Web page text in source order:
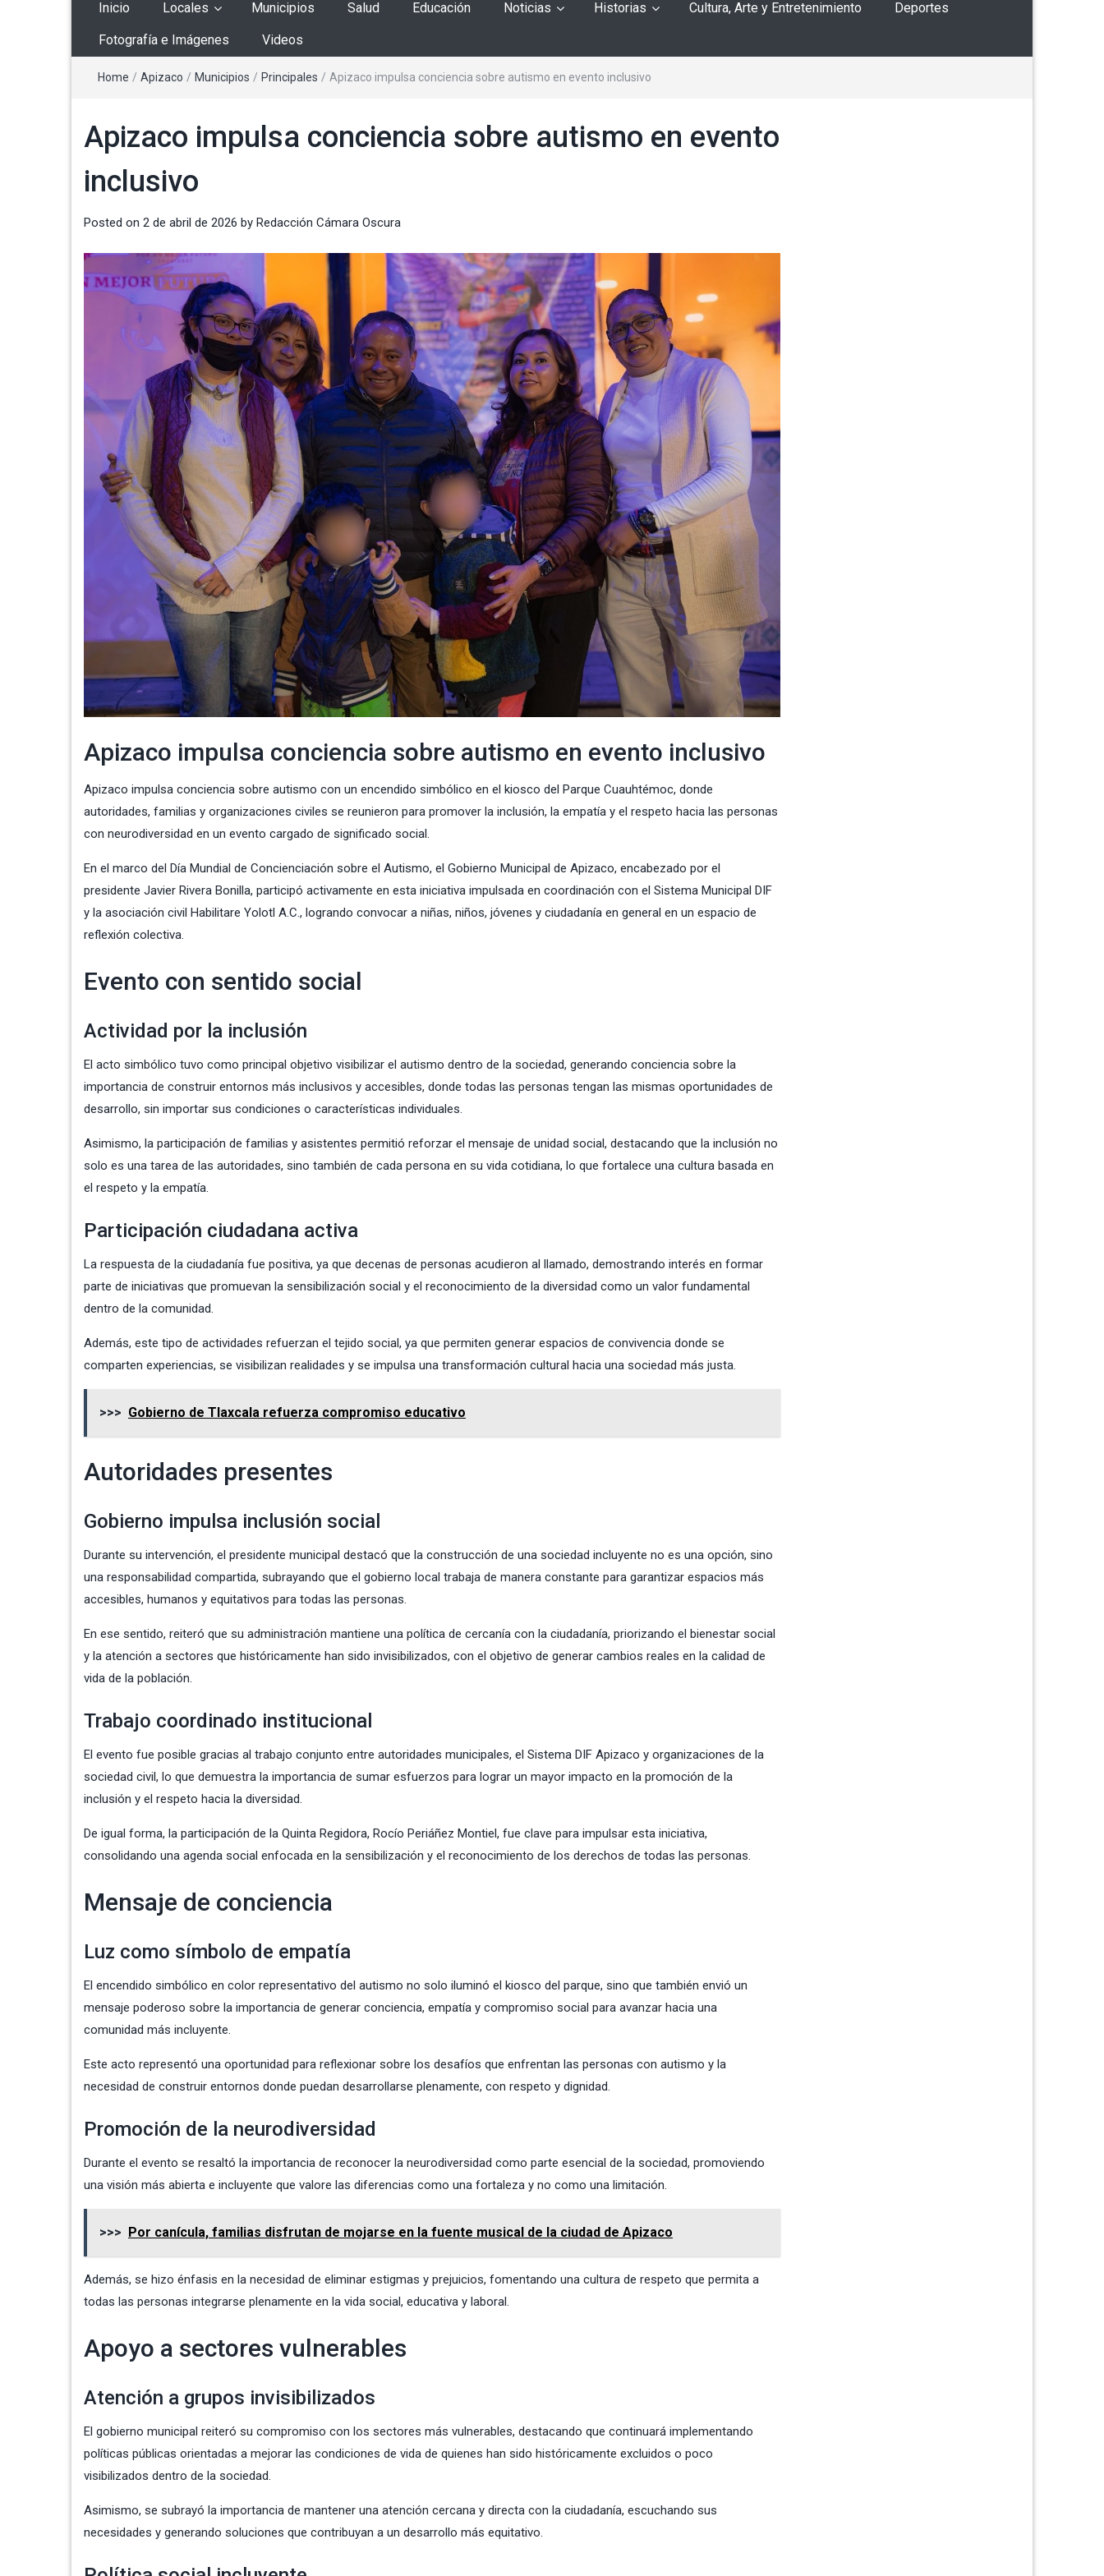
Inicio Locales Municipios Salud Educación Noticias Historias Cultura, Arte y Entretenimiento Deportes
Fotografía e Imágenes Videos
Home / Apizaco / Municipios / Principales / Apizaco impulsa conciencia sobre autismo en evento inclusivo
Apizaco impulsa conciencia sobre autismo en evento
inclusivo
Posted on 2 de abril de 2026 by Redacción Cámara Oscura
Apizaco impulsa conciencia sobre autismo en evento inclusivo
Apizaco impulsa conciencia sobre autismo con un encendido simbólico en el kiosco del Parque Cuauhtémoc, donde
autoridades, familias y organizaciones civiles se reunieron para promover la inclusión, la empatía y el respeto hacia las personas
con neurodiversidad en un evento cargado de significado social.
En el marco del Día Mundial de Concienciación sobre el Autismo, el Gobierno Municipal de Apizaco, encabezado por el
presidente Javier Rivera Bonilla, participó activamente en esta iniciativa impulsada en coordinación con el Sistema Municipal DIF
y la asociación civil Habilitare Yolotl A.C., logrando convocar a niñas, niños, jóvenes y ciudadanía en general en un espacio de
reflexión colectiva.
Evento con sentido social
Actividad por la inclusión
El acto simbólico tuvo como principal objetivo visibilizar el autismo dentro de la sociedad, generando conciencia sobre la
importancia de construir entornos más inclusivos y accesibles, donde todas las personas tengan las mismas oportunidades de
desarrollo, sin importar sus condiciones o características individuales.
Asimismo, la participación de familias y asistentes permitió reforzar el mensaje de unidad social, destacando que la inclusión no
solo es una tarea de las autoridades, sino también de cada persona en su vida cotidiana, lo que fortalece una cultura basada en
el respeto y la empatía.
Participación ciudadana activa
La respuesta de la ciudadanía fue positiva, ya que decenas de personas acudieron al llamado, demostrando interés en formar
parte de iniciativas que promuevan la sensibilización social y el reconocimiento de la diversidad como un valor fundamental
dentro de la comunidad.
Además, este tipo de actividades refuerzan el tejido social, ya que permiten generar espacios de convivencia donde se
comparten experiencias, se visibilizan realidades y se impulsa una transformación cultural hacia una sociedad más justa.
>>> Gobierno de Tlaxcala refuerza compromiso educativo
Autoridades presentes
Gobierno impulsa inclusión social
Durante su intervención, el presidente municipal destacó que la construcción de una sociedad incluyente no es una opción, sino
una responsabilidad compartida, subrayando que el gobierno local trabaja de manera constante para garantizar espacios más
accesibles, humanos y equitativos para todas las personas.
En ese sentido, reiteró que su administración mantiene una política de cercanía con la ciudadanía, priorizando el bienestar social
y la atención a sectores que históricamente han sido invisibilizados, con el objetivo de generar cambios reales en la calidad de
vida de la población.
Trabajo coordinado institucional
El evento fue posible gracias al trabajo conjunto entre autoridades municipales, el Sistema DIF Apizaco y organizaciones de la
sociedad civil, lo que demuestra la importancia de sumar esfuerzos para lograr un mayor impacto en la promoción de la
inclusión y el respeto hacia la diversidad.
De igual forma, la participación de la Quinta Regidora, Rocío Periáñez Montiel, fue clave para impulsar esta iniciativa,
consolidando una agenda social enfocada en la sensibilización y el reconocimiento de los derechos de todas las personas.
Mensaje de conciencia
Luz como símbolo de empatía
El encendido simbólico en color representativo del autismo no solo iluminó el kiosco del parque, sino que también envió un
mensaje poderoso sobre la importancia de generar conciencia, empatía y compromiso social para avanzar hacia una
comunidad más incluyente.
Este acto representó una oportunidad para reflexionar sobre los desafíos que enfrentan las personas con autismo y la
necesidad de construir entornos donde puedan desarrollarse plenamente, con respeto y dignidad.
Promoción de la neurodiversidad
Durante el evento se resaltó la importancia de reconocer la neurodiversidad como parte esencial de la sociedad, promoviendo
una visión más abierta e incluyente que valore las diferencias como una fortaleza y no como una limitación.
>>> Por canícula, familias disfrutan de mojarse en la fuente musical de la ciudad de Apizaco
Además, se hizo énfasis en la necesidad de eliminar estigmas y prejuicios, fomentando una cultura de respeto que permita a
todas las personas integrarse plenamente en la vida social, educativa y laboral.
Apoyo a sectores vulnerables
Atención a grupos invisibilizados
El gobierno municipal reiteró su compromiso con los sectores más vulnerables, destacando que continuará implementando
políticas públicas orientadas a mejorar las condiciones de vida de quienes han sido históricamente excluidos o poco
visibilizados dentro de la sociedad.
Asimismo, se subrayó la importancia de mantener una atención cercana y directa con la ciudadanía, escuchando sus
necesidades y generando soluciones que contribuyan a un desarrollo más equitativo.